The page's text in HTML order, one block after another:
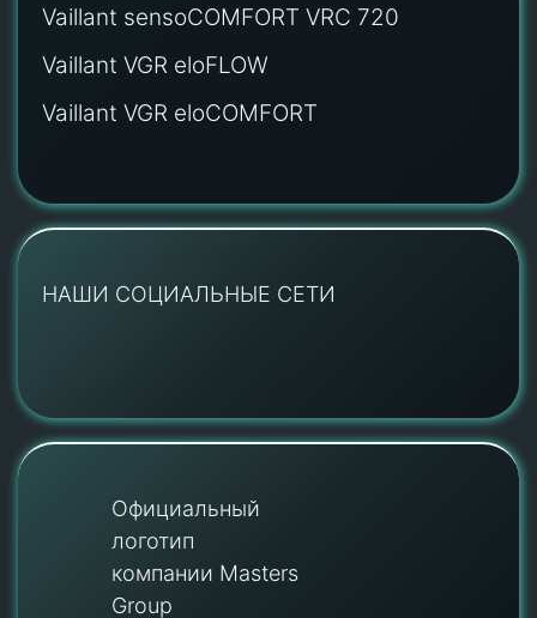
Vaillant sensoCOMFORT VRC 720
Vaillant VGR eloFLOW
Vaillant VGR eloCOMFORT
НАШИ СОЦИАЛЬНЫЕ СЕТИ
Официальный
логотип
компании Masters
Group